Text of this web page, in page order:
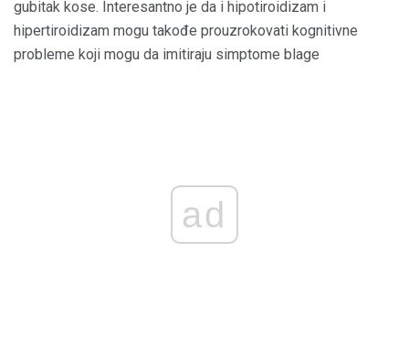
gubitak kose. Interesantno je da i hipotiroidizam i
hipertiroidizam mogu takođe prouzrokovati kognitivne
probleme koji mogu da imitiraju simptome blage
ad